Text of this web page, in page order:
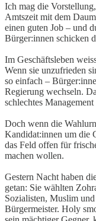
Ich mag die
Amtszeit mit dem
einen guten Job – und
Bürger:innen schicken
Im Geschäftsleben
Wenn sie unzufrieden
so einfach –
Regierung wechseln.
schlechtes Management
Doch wenn die
Kandidat:innen um die
das Feld offen für
machen wollen.
Gestern Nacht haben
getan: Sie wählten
Sozialisten, Muslim
Bürgermeister. Holy